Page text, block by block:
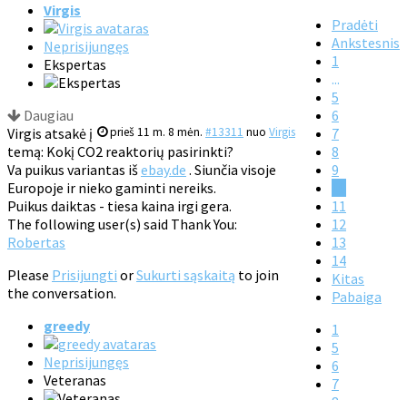
Pradėti
Ankstesnis
1
...
5
6
7
8
9
11
12
13
14
Kitas
Pabaiga
1
5
6
7
Virgis
Neprisijungęs
Ekspertas
Daugiau
prieš 11 m. 8 mėn. #13311 nuo Virgis
Virgis atsakė į
temą: Kokį CO2 reaktorių pasirinkti?
Va puikus variantas išebay.de . Siunčia visoje
Europoje ir nieko gaminti nereiks.
Puikus daiktas - tiesa kaina irgi gera.
The following user(s) said Thank You:
Robertas
Please Prisijungti orSukurti sąskaitą to join
the conversation.
greedy
Neprisijungęs
Veteranas